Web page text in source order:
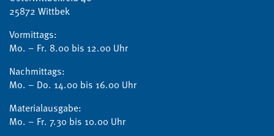
25872 Wittbek
Vormittags:
Mo. – Fr. 8.00 bis 12.00 Uhr
Nachmittags:
Mo. – Do. 14.00 bis 16.00 Uhr
Materialausgabe:
Mo. – Fr. 7.30 bis 10.00 Uhr